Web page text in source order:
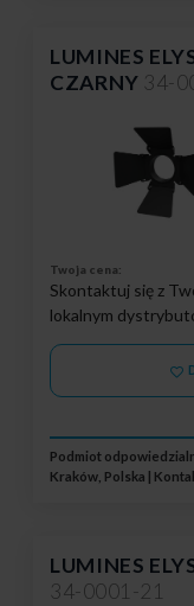
LUMINES
CZARNY 34-
Twoja cena:
Skontaktuj się z
lokalnym
Podmiot
Kraków, Polska |
LUMINES
34-0001-21